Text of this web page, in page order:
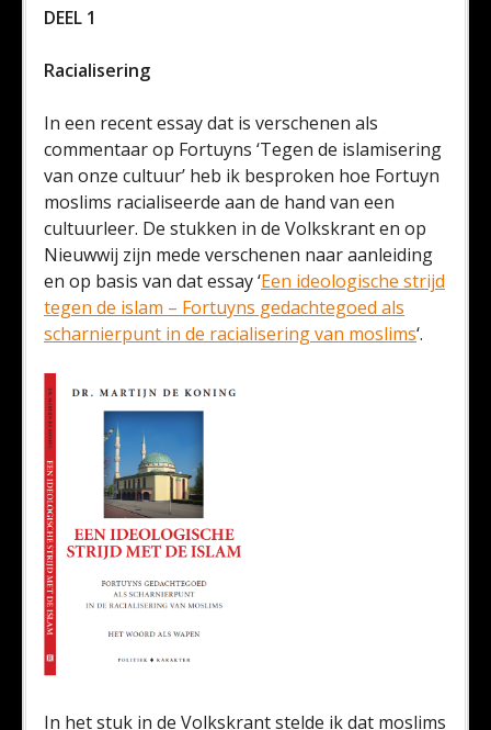
DEEL 1
Racialisering
In een recent essay dat is verschenen als
commentaar op Fortuyns ‘Tegen de islamisering
van onze cultuur’ heb ik besproken hoe Fortuyn
moslims racialiseerde aan de hand van een
cultuurleer. De stukken in de Volkskrant en op
Nieuwwij zijn mede verschenen naar aanleiding
en op basis van dat essay ‘Een ideologische strijd
tegen de islam – Fortuyns gedachtegoed als
scharnierpunt in de racialisering van moslims‘.
In het stuk in de Volkskrant stelde ik dat moslims